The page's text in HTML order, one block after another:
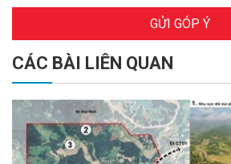
GỬI GÓP Ý
CÁC BÀI LIÊN QUAN